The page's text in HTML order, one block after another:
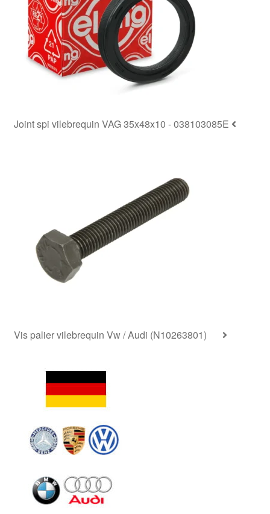
Joint spi vilebrequin VAG 35x48x10 - 038103085E
Vis palier vilebrequin Vw / Audi (N10263801)